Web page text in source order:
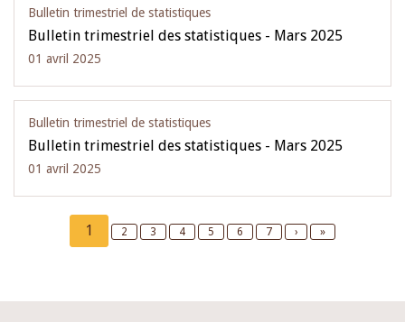
Bulletin trimestriel de statistiques
Bulletin trimestriel des statistiques - Mars 2025
01 avril 2025
Bulletin trimestriel de statistiques
Bulletin trimestriel des statistiques - Mars 2025
01 avril 2025
Current
page
1 Page
2 Page
3 Page
4 Page
5 Page
6 Page
7
Next
›
Last
»